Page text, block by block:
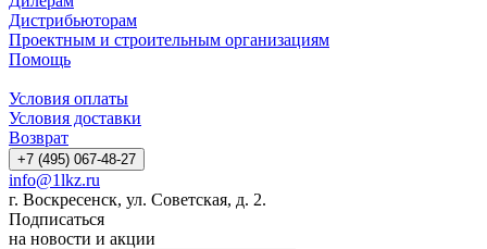
Дистрибьюторам
Проектным и строительным организациям
Помощь
Условия оплаты
Условия доставки
Возврат
+7 (495) 067-48-27
info@1lkz.ru
г. Воскресенск, ул. Советская, д. 2.
Подписаться
на новости и акции